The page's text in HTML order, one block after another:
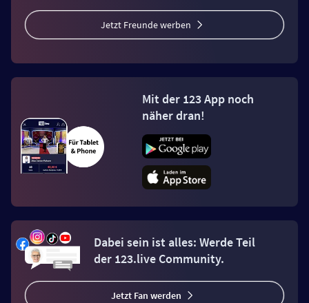
Jetzt Freunde werben
Mit der 123 App noch
näher dran!
Dabei sein ist alles: Werde Teil
der 123.live Community.
Jetzt Fan werden